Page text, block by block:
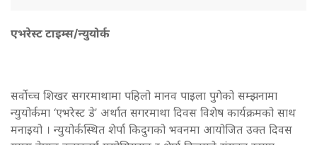
एभरेस्ट टाइम्स/न्युयोर्क
सर्वोच्च शिखर सगरमाथामा पहिलो मानव पाइला पुगेको सम्झनामा
न्युयोर्कमा ‘एभरेस्ट डे’ अर्थात सगरमाथा दिवस विशेष कार्यक्रमको साथ
मनाइयो । न्युयोर्कस्थित शेर्पा किदुगको भवनमा आयोजित उक्त दिवस